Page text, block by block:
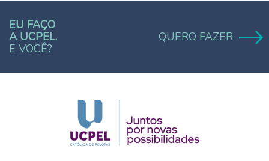
EU FAÇO
A UCPEL.
E VOCÊ?
QUERO FAZER